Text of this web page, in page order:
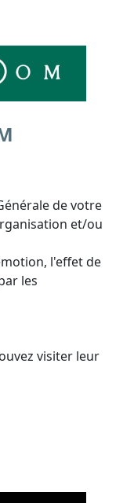
de votre
et/ou
l'effet de
les
visiter leur